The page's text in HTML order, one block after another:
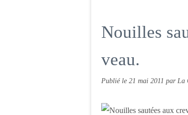
Nouilles
veau.
Publié le 21 mai 2011 par La